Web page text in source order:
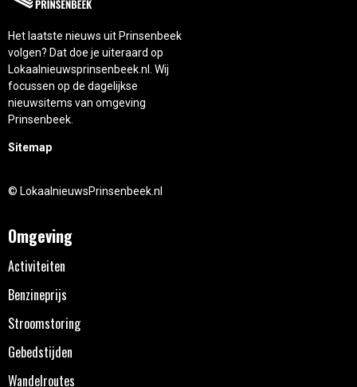
Het laatste nieuws uit Prinsenbeek
volgen? Dat doe je uiteraard op
Lokaalnieuwsprinsenbeek.nl. Wij
focussen op de dagelijkse
nieuwsitems van omgeving
Prinsenbeek.
Sitemap
© LokaalnieuwsPrinsenbeek.nl
Omgeving
Activiteiten
Benzineprijs
Stroomstoring
Gebedstijden
Wandelroutes